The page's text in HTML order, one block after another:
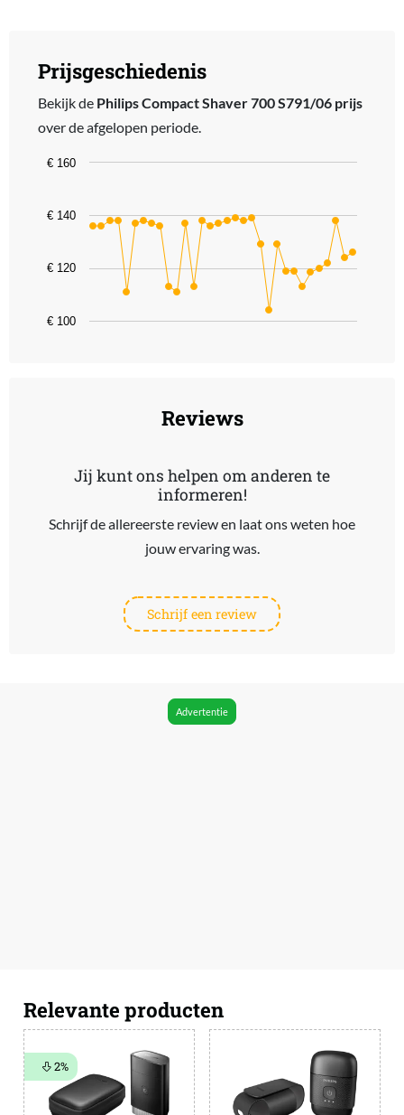
Prijsgeschiedenis
Bekijk de Philips Compact Shaver 700 S791/06 prijs
over de afgelopen periode.
Chart
The chart has 1 X axis displaying categories.
The chart has 1 Y axis displaying values. Data ranges from 104 to
€ 100
€ 120
€ 140
€ 160
Reviews
Jij kunt ons helpen om anderen te
informeren!
Schrijf de allereerste review en laat ons weten hoe
jouw ervaring was.
Schrijf een review
Advertentie
Relevante producten
2%